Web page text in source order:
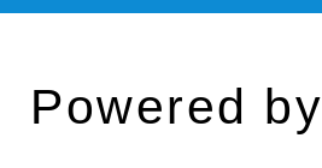
Powered by